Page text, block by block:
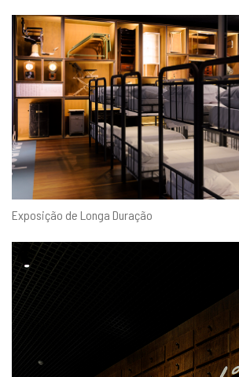
Exposição de Longa Duração